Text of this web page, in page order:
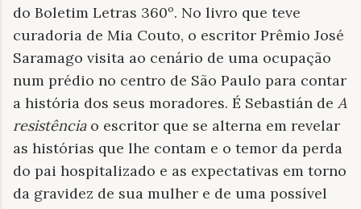
do Boletim Letras 360º. No livro que teve
curadoria de Mia Couto, o escritor Prêmio José
Saramago visita ao cenário de uma ocupação
num prédio no centro de São Paulo para contar
a história dos seus moradores. É Sebastián de A
resistênciao escritor que se alterna em revelar
as histórias que lhe contam e o temor da perda
do pai hospitalizado e as expectativas em torno
da gravidez de sua mulher e de uma possível